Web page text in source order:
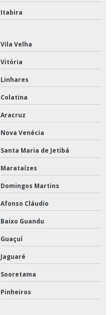
Itabira
Vila Velha
Vitória
Linhares
Colatina
Aracruz
Nova Venécia
Santa Maria de Jetibá
Marataízes
Domingos Martins
Afonso Cláudio
Baixo Guandu
Guaçuí
Jaguaré
Sooretama
Pinheiros